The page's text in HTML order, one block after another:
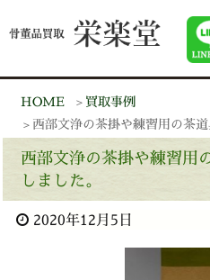
HOME
買取事例
西部文浄の茶掛や練習用の茶
西部文浄の茶掛や練習用
しました。
2020年12月5日